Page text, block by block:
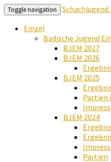
Toggle navigation
Schachjugend
Einzel
Badische Jugend
BJEM 2027
BJEM 2026
BJEM 2025
Partien
BJEM 2024
Partien